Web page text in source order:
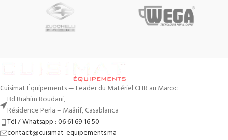
Cuisimat Équipements — Leader du Matériel CHR au Maroc
Bd Brahim Roudani,
Résidence Perla – Maârif, Casablanca
Tél / Whatsapp : 06 61 69 16 50
contact@cuisimat-equipements.ma